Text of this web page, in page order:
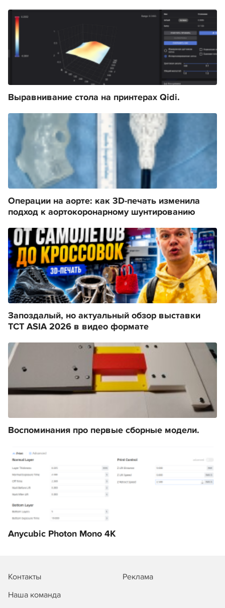
Выравнивание стола на принтерах Qidi.
Операции на аорте: как 3D-печать изменила
подход к аортокоронарному шунтированию
Запоздалый, но актуальный обзор выставки
TCT ASIA 2026 в видео формате
Воспоминания про первые сборные модели.
Anycubic Photon Mono 4K
Контакты
Реклама
Наша команда